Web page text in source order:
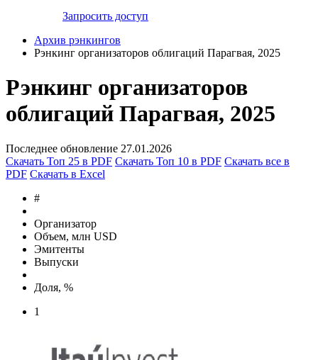
Запросить доступ
Архив рэнкингов
Рэнкинг организаторов облигаций Парагвая, 2025
Рэнкинг организаторов
облигаций Парагвая, 2025
Последнее обновление 27.01.2026
Скачать Топ 25 в PDF Скачать Топ 10 в PDF Скачать все в
PDF Скачать в Excel
#
Организатор
Объем, млн USD
Эмитенты
Выпуски
Доля, %
1